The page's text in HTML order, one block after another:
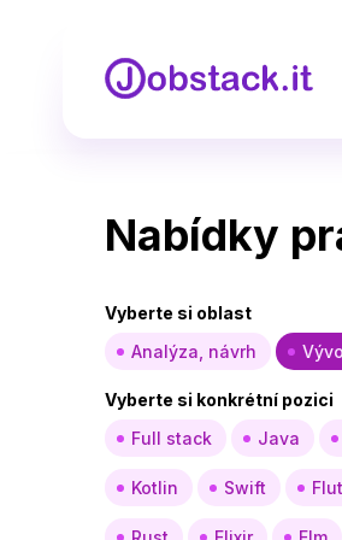
Nabídky
Vyberte si oblast
Analýza, návrh
Vyberte si konkrétní pozici
Full stack
Java
Kotlin Swift